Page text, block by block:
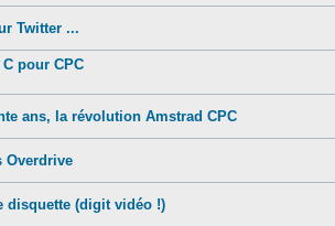
Twitter ...
pour CPC
ans, la révolution Amstrad CPC
Overdrive
disquette (digit vidéo !)